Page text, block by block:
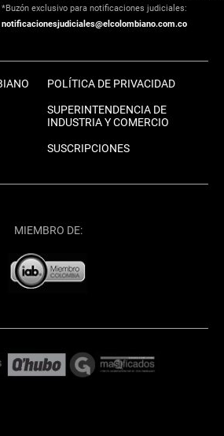
*Buzón exclusivo para notificaciones judiciales:
notificacionesjudiciales@elcolombiano.com.co
POLÍTICA DE PRIVACIDAD
SUPERINTENDENCIA DE
INDUSTRIA Y COMERCIO
SUSCRIPCIONES
MIEMBRO DE: